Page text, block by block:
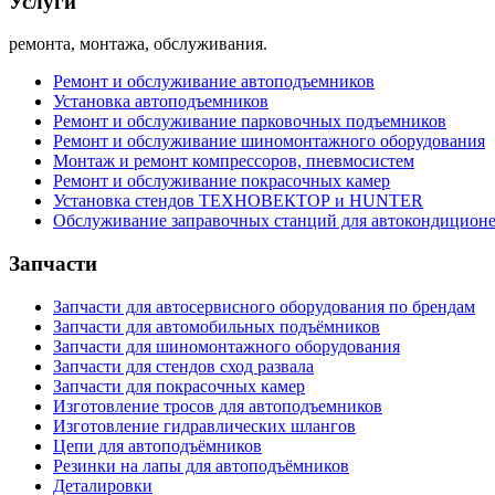
ремонта, монтажа, обслуживания.
Ремонт и обслуживание автоподъемников
Установка автоподъемников
Ремонт и обслуживание парковочных подъемников
Ремонт и обслуживание шиномонтажного оборудования
Монтаж и ремонт компрессоров, пневмосистем
Ремонт и обслуживание покрасочных камер
Установка стендов ТЕХНОВЕКТОР и HUNTER
Обслуживание заправочных станций для
Запчасти
Запчасти для автосервисного оборудования по брендам
Запчасти для автомобильных подъёмников
Запчасти для шиномонтажного оборудования
Запчасти для стендов сход развала
Запчасти для покрасочных камер
Изготовление тросов для автоподъемников
Изготовление гидравлических шлангов
Цепи для автоподъёмников
Резинки на лапы для автоподъёмников
Деталировки